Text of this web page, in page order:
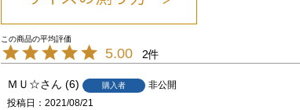
5.00 2
ＭＵ☆ 6 購入者
非公開
投稿日
2021/08/21